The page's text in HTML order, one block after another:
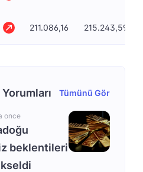
211.086,16 215.243,59
Tümünü Gör
once
beklentileri